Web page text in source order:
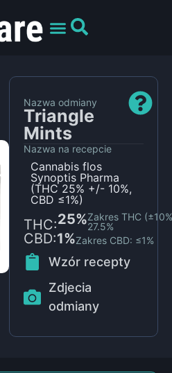
Nazwa odmiany
Triangle
Mints
Nazwa na recepcie
Cannabis flos
Synoptis Pharma
(THC 25% +/- 10%,
CBD ≤1%)
THC:25%Zakres THC
27.5%
CBD:1%Zakres CBD: ≤1%
Wzór recepty
Zdjecia
odmiany